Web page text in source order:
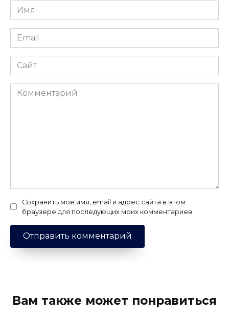
Имя
*
Email
*
Сайт
Комментарий
Сохранить моё имя, email и адрес сайта в этом
браузере для последующих моих комментариев.
Вам также может понравиться